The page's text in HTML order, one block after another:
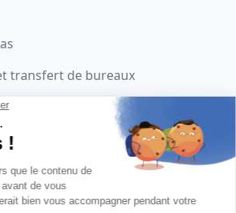
transfert de bureaux
meubles